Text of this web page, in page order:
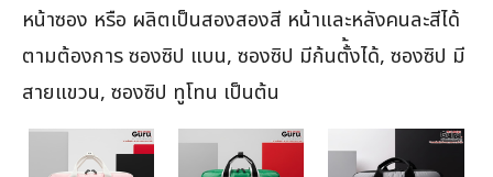
หน้าซอง หรือ ผลิตเป็นสองสองสี หน้าและหลังคนละสีได้
ตามต้องการ ซองซิป แบน, ซองซิป มีก้นตั้้งได้, ซองซิป มี
สายแขวน, ซองซิป ทูโทน เป็นต้น